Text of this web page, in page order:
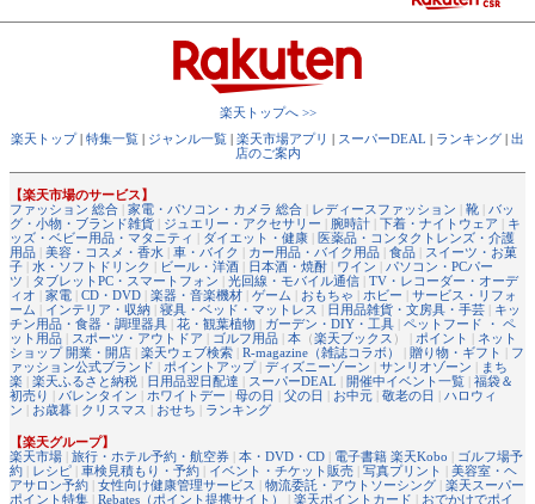
楽天トップへ >>
楽天トップ| 特集一覧 | ジャンル一覧 | 楽天市場アプリ | スーパーDEAL | ランキング | 出
店のご案内
【楽天市場のサービス】
ファッション 総合 | 家電・パソコン・カメラ 総合 | レディースファッション | 靴 | バッ
グ・小物・ブランド雑貨 | ジュエリー・アクセサリー | 腕時計 | 下着・ナイトウェア | キ
ッズ・ベビー用品・マタニティ | ダイエット・健康 | 医薬品・コンタクトレンズ・介護
用品 | 美容・コスメ・香水 | 車・バイク | カー用品・バイク用品 | 食品 | スイーツ・お菓
子 | 水・ソフトドリンク | ビール・洋酒 | 日本酒・焼酎 | ワイン | パソコン・PCパー
ツ | タブレットPC・スマートフォン | 光回線・モバイル通信 | TV・レコーダー・オーデ
ィオ | 家電 | CD・DVD | 楽器・音楽機材 | ゲーム | おもちゃ | ホビー | サービス・リフォ
ーム | インテリア・収納 | 寝具・ベッド・マットレス | 日用品雑貨・文房具・手芸 | キッ
チン用品・食器・調理器具 | 花・観葉植物 | ガーデン・DIY・工具 | ペットフード ・ ペ
ット用品 | スポーツ・アウトドア | ゴルフ用品 | 本 （楽天ブックス ） | ポイント | ネット
ショップ 開業・開店 | 楽天ウェブ検索 | R-magazine（雑誌コラボ） | 贈り物・ギフト | フ
ァッション公式ブランド | ポイントアップ| ディズニーゾーン | サンリオゾーン | まち
楽 | 楽天ふるさと納税 | 日用品翌日配達 | スーパーDEAL | 開催中イベント一覧 | 福袋＆
初売り | バレンタイン | ホワイトデー | 母の日 | 父の日 | お中元 | 敬老の日 | ハロウィ
ン | お歳暮 | クリスマス | おせち | ランキング
【楽天グループ】
楽天市場 | 旅行・ホテル予約・航空券 | 本・DVD・CD | 電子書籍 楽天Kobo | ゴルフ場予
約 | レシピ | 車検見積もり・予約 | イベント・チケット販売 | 写真プリント | 美容室・ヘ
アサロン予約 | 女性向け健康管理サービス | 物流委託・アウトソーシング | 楽天スーパー
ポイント特集 | Rebates（ポイント提携サイト） | 楽天ポイントカード | おでかけでポイ